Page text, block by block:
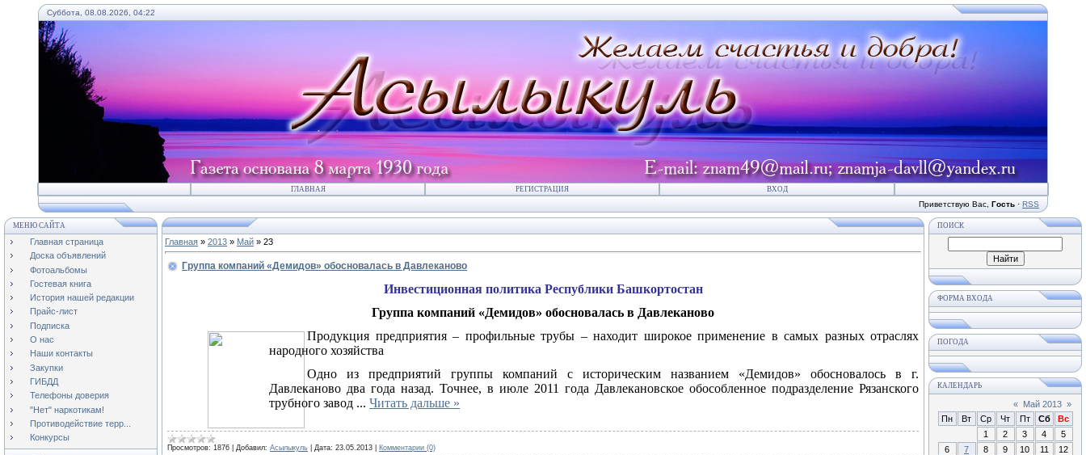
Суббота, 08.08.2026, 04:22
ГЛАВНАЯ РЕГИСТРАЦИЯ ВХОД
Приветствую Вас Гость · RSS
МЕНЮ САЙТА
Главная страница
Доска объявлений
Фотоальбомы
Гостевая книга
История нашей редакции
Прайс-лист
Подписка
О нас
Наши контакты
Закупки
ГИБДД
Телефоны доверия
"Нет" наркотикам!
Противодействие терр...
Конкурсы
Главная » 2013 » Май » 23
Группа компаний «Демидов» обосновалась в Давлеканово
Инвестиционная политика Республики Башкортостан
Группа компаний «Демидов» обосновалась в Давлеканово
Продукция предприятия – профильные трубы – находит широкое применение в самых разных отраслях
народного хозяйства
Одно из предприятий группы компаний с историческим названием «Демидов» обосновалось в г.
Давлеканово два года назад. Точнее, в июле 2011 года Давлекановское обособленное подразделение Рязанского
трубного завод ... Читать дальше »
Просмотров: 1876 Добавил: Асылыкуль Дата: 23.05.2013 Комментарии (0)
ПОИСК
ФОРМА ВХОДА
ПОГОДА
КАЛЕНДАРЬ
« Май 2013 »
Пн
Вт Ср Чт Пт Сб
Вс
1
2 3 4
5
6
7 8 9 10 11
12